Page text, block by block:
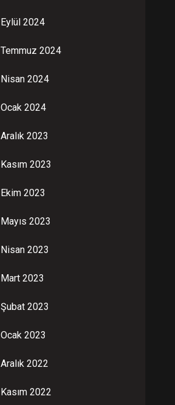
Eylül 2024
Temmuz 2024
Nisan 2024
Ocak 2024
Aralık 2023
Kasım 2023
Ekim 2023
Mayıs 2023
Nisan 2023
Mart 2023
Şubat 2023
Ocak 2023
Aralık 2022
Kasım 2022